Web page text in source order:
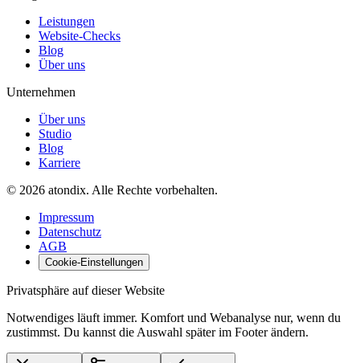
Leistungen
Website-Checks
Blog
Über uns
Unternehmen
Über uns
Studio
Blog
Karriere
© 2026 atondix. Alle Rechte vorbehalten.
Impressum
Datenschutz
AGB
Cookie-Einstellungen
Privatsphäre auf dieser Website
Notwendiges läuft immer. Komfort und Webanalyse nur, wenn du
zustimmst. Du kannst die Auswahl später im Footer ändern.